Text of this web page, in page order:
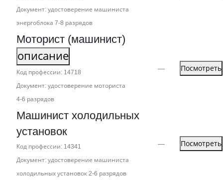
Документ: удостоверение машиниста
энергоблока 7‑8 разрядов
Моторист (машинист)
описание
Код профессии: 14718
Документ: удостоверение моториста
4‑6 разрядов
— Посмотреть
Машинист холодильных
установок
Код профессии: 14341
Документ: удостоверение машиниста
холодильных установок 2‑6 разрядов
— Посмотреть